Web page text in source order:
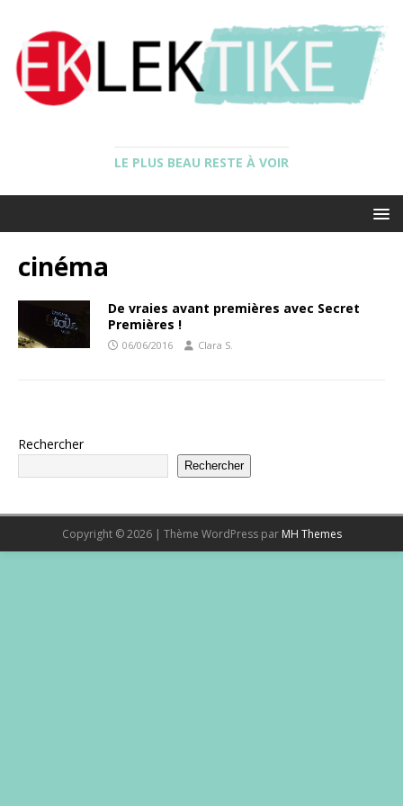
LE PLUS BEAU RESTE À VOIR
cinéma
De vraies avant premières avec Secret
Premières !
06/06/2016 Clara S.
Rechercher
Rechercher
Copyright © 2026 | Thème WordPress par MH Themes